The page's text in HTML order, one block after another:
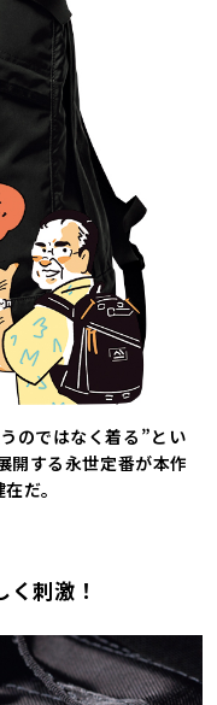
のではなく着る”とい
開する永世定番が本作
だ。
刺激！